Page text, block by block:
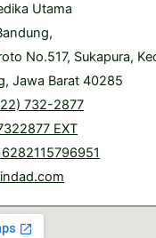
Utama
No.517, Sukapura,
Jawa Barat 40285
732-2877
EXT